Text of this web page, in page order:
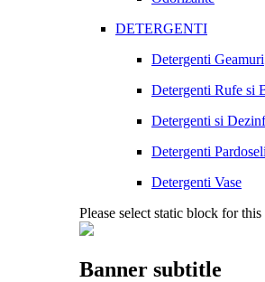
DETERGENTI
Detergenti Geamuri
Detergenti Rufe si
Detergenti si
Detergenti Pardoseli
Detergenti Vase
Please select static block for
Banner subtitle